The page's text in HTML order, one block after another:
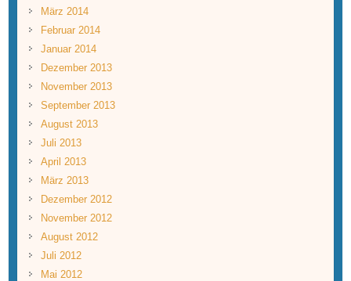
März 2014
Februar 2014
Januar 2014
Dezember 2013
November 2013
September 2013
August 2013
Juli 2013
April 2013
März 2013
Dezember 2012
November 2012
August 2012
Juli 2012
Mai 2012